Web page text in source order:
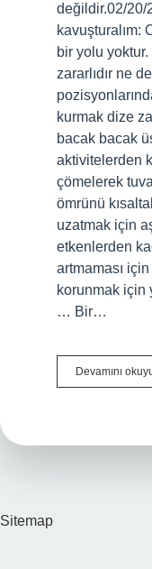
değildir.02/20/
kavuşturalım:
bir yolu
zararlıdır ne
kurmak dize
bacak bacak
aktivitelerden
çömelerek
ömrünü
uzatmak için
etkenlerden
artmaması
korunmak için
… Bir…
Devamını
Sitemap